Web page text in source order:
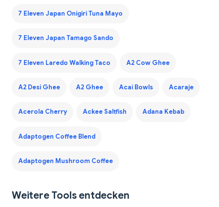
7 Eleven Japan Onigiri Tuna Mayo
7 Eleven Japan Tamago Sando
7 Eleven Laredo Walking Taco A2 Cow Ghee
A2 Desi Ghee A2 Ghee Acai Bowls Acaraje
Acerola Cherry Ackee Saltfish Adana Kebab
Adaptogen Coffee Blend
Adaptogen Mushroom Coffee
Weitere Tools entdecken